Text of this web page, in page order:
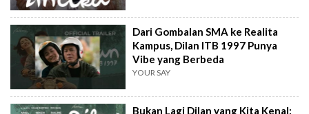
Dari Gombalan SMA ke Realita
Kampus, Dilan ITB 1997 Punya
Vibe yang Berbeda
YOUR SAY
Bukan Lagi Dilan yang Kita Kenal: